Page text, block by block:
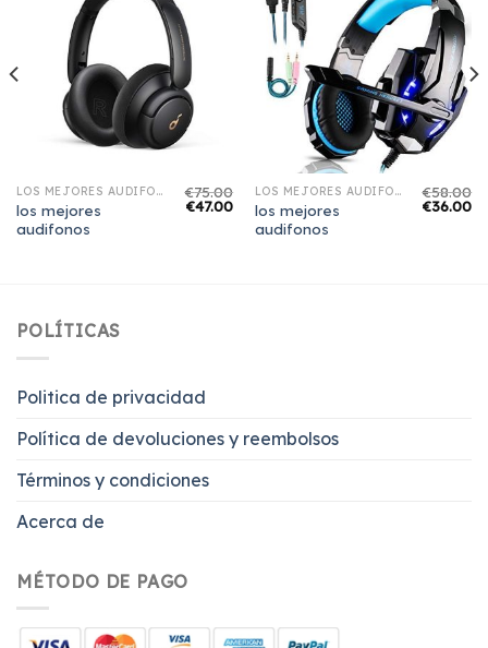
LOS MEJORES AUDIFONOS
los mejores
audifonos
€75.00
€47.00
LOS MEJORES AUDIFONOS
los mejores
audifonos
€58.00
€36.00
POLÍTICAS
Politica de privacidad
Política de devoluciones y reembolsos
Términos y condiciones
Acerca de
MÉTODO DE PAGO